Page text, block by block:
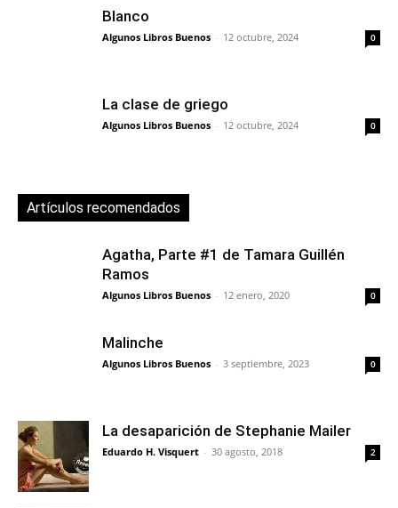
Blanco
Algunos Libros Buenos - 12 octubre, 2024 0
La clase de griego
Algunos Libros Buenos - 12 octubre, 2024 0
Artículos recomendados
Agatha, Parte #1 de Tamara Guillén
Ramos
Algunos Libros Buenos - 12 enero, 2020 0
Malinche
Algunos Libros Buenos - 3 septiembre, 2023 0
La desaparición de Stephanie Mailer
Eduardo H. Visquert - 30 agosto, 2018 2